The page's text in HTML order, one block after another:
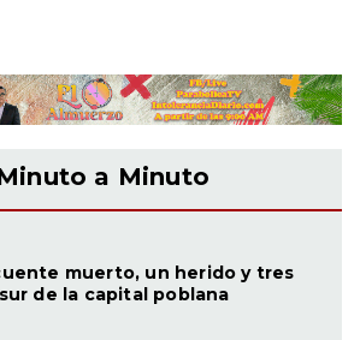
a Minuto
muerto, un herido y tres
de la capital poblana